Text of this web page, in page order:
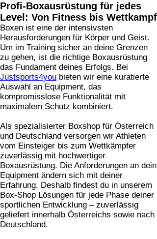
Profi-Boxausrüstung für jedes
Level: Von Fitness bis Wettkampf
Boxen ist eine der intensivsten
Herausforderungen für Körper und Geist.
Um im Training sicher an deine Grenzen
zu gehen, ist die richtige Boxausrüstung
das Fundament deines Erfolgs. Bei
Justsports4you bieten wir eine kuratierte
Auswahl an Equipment, das
kompromisslose Funktionalität mit
maximalem Schutz kombiniert.
Als spezialisierter Boxshop für Österreich
und Deutschland versorgen wir Athleten
vom Einsteiger bis zum Wettkämpfer
zuverlässig mit hochwertiger
Boxausrüstung. Die Anforderungen an dein
Equipment ändern sich mit deiner
Erfahrung. Deshalb findest du in unserem
Box-Shop Lösungen für jede Phase deiner
sportlichen Entwicklung – zuverlässig
geliefert innerhalb Österreichs sowie nach
Deutschland.